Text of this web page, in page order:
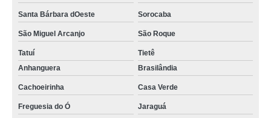
Santa Bárbara dOeste Sorocaba
São Miguel Arcanjo São Roque
Tatuí
Tietê
Anhanguera
Brasilândia
Cachoeirinha Casa Verde
Freguesia do Ó Jaraguá